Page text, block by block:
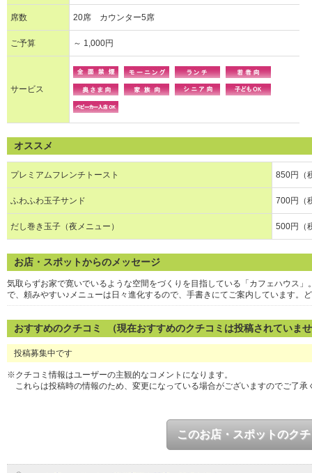
席数 20席 カウンター5席
ご予算 ～ 1,000円
サービス
オススメ
プレミアムフレンチトースト 850円（
ふわふわ玉子サンド 700円（
だし巻き玉子（夜メニュー） 500円（
お店・スポットからのメッセージ
気取らずお家で寛いでいるような空間をづくりを目指している「カフェハウス
で、頼みやすい♪メニューは日々進化するので、手書きにてご案内しています。
おすすめのクチコミ （現在おすすめのクチコミは投稿されていま
投稿募集中です
※クチコミ情報はユーザーの主観的なコメントになります。
これらは投稿時の情報のため、変更になっている場合がございますのでご了承
このお店・スポットのク